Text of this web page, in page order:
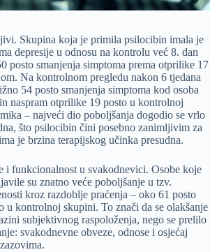
Skupina koja je primila psilocibin imala je
depresije u odnosu na kontrolu već 8. dan
posto smanjenja simptoma prema otprilike 17
Na kontrolnom pregledu nakon 6 tjedana
54 posto smanjenja simptoma kod osoba
naspram otprilike 19 posto u kontrolnoj
– najveći dio poboljšanja dogodio se vrlo
što psilocibin čini posebno zanimljivim za
je brzina terapijskog učinka presudna.
i funkcionalnost u svakodnevici. Osobe koje
su znatno veće poboljšanje u tzv.
kroz razdoblje praćenja – oko 61 posto
u kontrolnoj skupini. To znači da se olakšanje
subjektivnog raspoloženja, nego se prelilo
svakodnevne obveze, odnose i osjećaj